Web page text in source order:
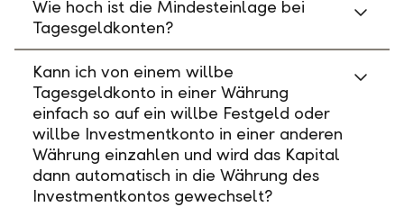
Wie hoch ist die Mindesteinlage bei
Tagesgeldkonten?
Kann ich von einem willbe
Tagesgeldkonto in einer Währung
einfach so auf ein willbe Festgeld oder
willbe Investmentkonto in einer anderen
Währung einzahlen und wird das Kapital
dann automatisch in die Währung des
Investmentkontos gewechselt?